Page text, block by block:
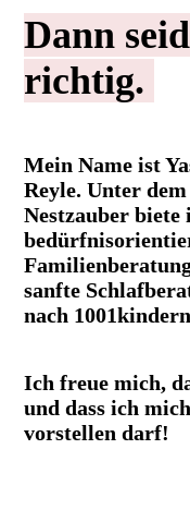
Dann
richtig.
Mein Name ist
Reyle. Unter
Nestzauber biete
sanfte
nach
Ich freue mich,
und dass ich
vorstellen darf!